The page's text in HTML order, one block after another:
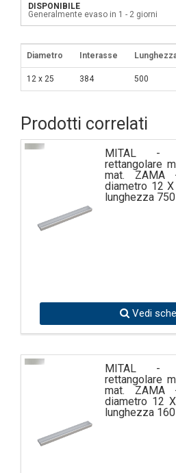
DISPONIBILE
Generalmente evaso in 1 - 2 giorni
Diametro Interasse
12 x 25 384 500
Prodotti correlati
MITAL -
rettangolare
mat. ZAMA
diametro 12
lunghezza 750
Vedi
MITAL -
rettangolare
mat. ZAMA
diametro 12
lunghezza 160